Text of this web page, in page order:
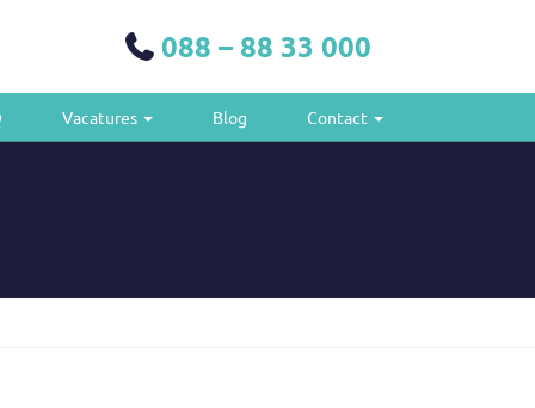
088 – 88 33 000
Vacatures Blog Contact